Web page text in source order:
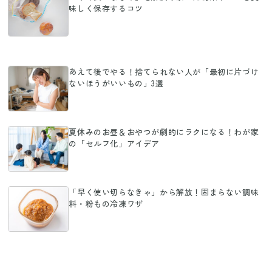
味しく保存するコツ
あえて後でやる！捨てられない人が「最初に片づけ
ないほうがいいもの」3選
夏休みのお昼＆おやつが劇的にラクになる！わが家
の「セルフ化」アイデア
「早く使い切らなきゃ」から解放！固まらない調味
料・粉もの冷凍ワザ